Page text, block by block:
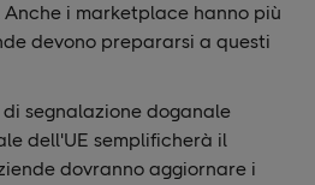
i marketplace hanno più
devono prepararsi a questi
segnalazione doganale
dell'UE semplificherà il
dovranno aggiornare i